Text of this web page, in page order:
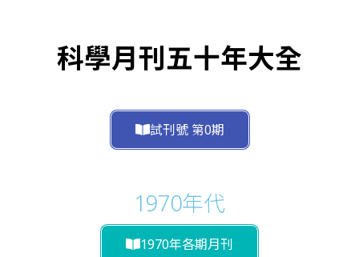
科學月刊五十年大全
試刊號 第0期
1970年代
1970年各期月刊